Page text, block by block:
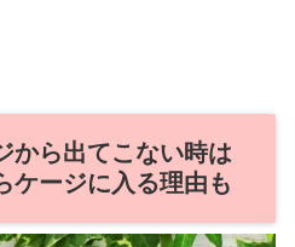
から出てこない時は
ケージに入る理由も